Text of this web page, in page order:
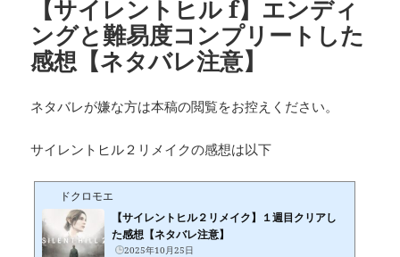
【サイレントヒル f】エンディ
ングと難易度コンプリートした
感想【ネタバレ注意】
ネタバレが嫌な方は本稿の閲覧をお控えください。
サイレントヒル２リメイクの感想は以下
ドクロモエ
【サイレントヒル２リメイク】１週目クリアし
た感想【ネタバレ注意】
2025年10月25日